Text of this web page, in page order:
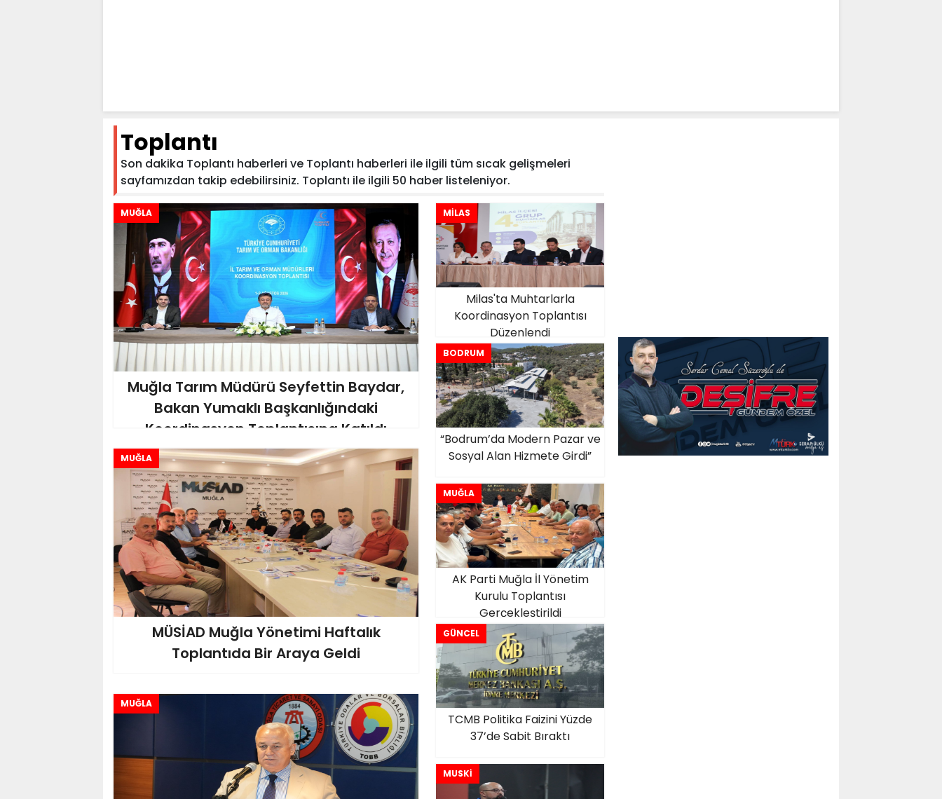
Toplantı
Son dakika Toplantı haberleri ve Toplantı haberleri ile ilgili tüm sıcak gelişmeleri
sayfamızdan takip edebilirsiniz. Toplantı ile ilgili 50 haber listeleniyor.
MUĞLA
Muğla Tarım Müdürü Seyfettin Baydar,
Bakan Yumaklı Başkanlığındaki
Koordinasyon Toplantısına Katıldı
MİLAS
Milas'ta Muhtarlarla
Koordinasyon Toplantısı
Düzenlendi
BODRUM
“Bodrum’da Modern Pazar ve
Sosyal Alan Hizmete Girdi”
MUĞLA
MÜSİAD Muğla Yönetimi Haftalık
Toplantıda Bir Araya Geldi
MUĞLA
AK Parti Muğla İl Yönetim
Kurulu Toplantısı
Gerçekleştirildi
GÜNCEL
TCMB Politika Faizini Yüzde
37’de Sabit Bıraktı
MUĞLA
MUSKİ